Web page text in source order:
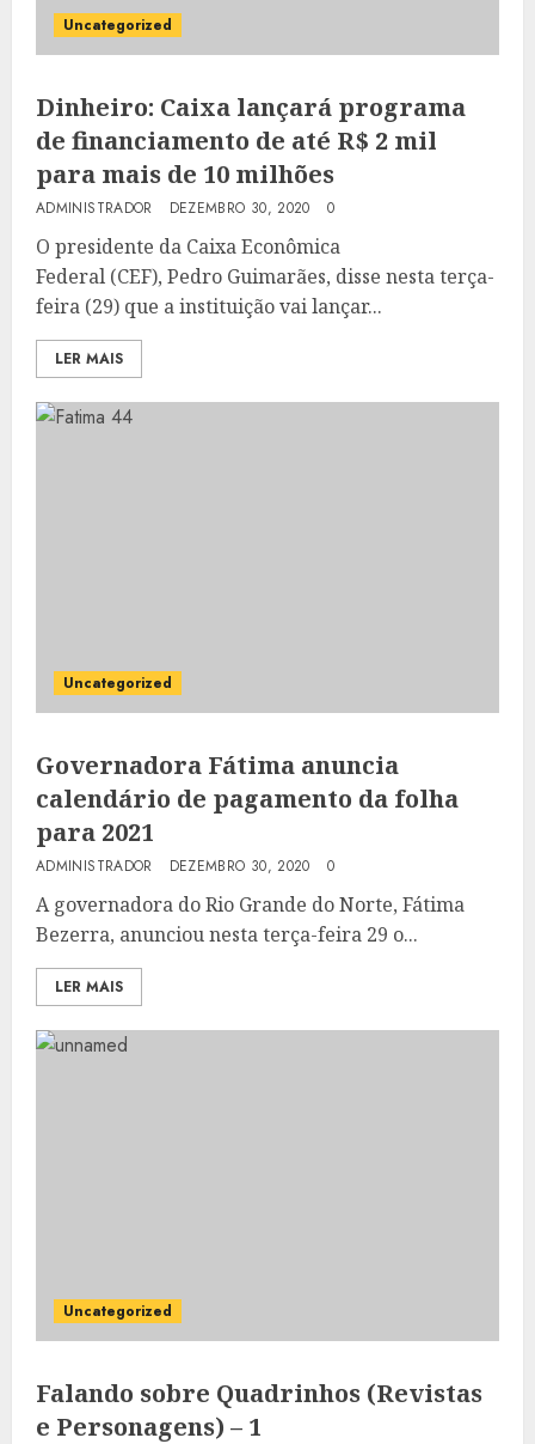
Uncategorized
Dinheiro: Caixa lançará programa
de financiamento de até R$ 2 mil
para mais de 10 milhões
ADMINISTRADOR DEZEMBRO 30, 2020 0
O presidente da Caixa Econômica
Federal (CEF), Pedro Guimarães, disse nesta terça-
feira (29) que a instituição vai lançar...
LER MAIS
Uncategorized
Governadora Fátima anuncia
calendário de pagamento da folha
para 2021
ADMINISTRADOR DEZEMBRO 30, 2020 0
A governadora do Rio Grande do Norte, Fátima
Bezerra, anunciou nesta terça-feira 29 o...
LER MAIS
Uncategorized
Falando sobre Quadrinhos (Revistas
e Personagens) – 1